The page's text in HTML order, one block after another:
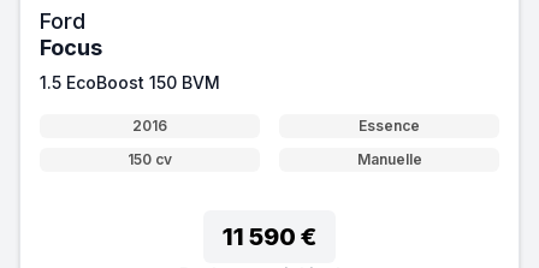
Ford
Focus
1.5 EcoBoost 150 BVM
2016
Essence
150 cv
Manuelle
11 590 €